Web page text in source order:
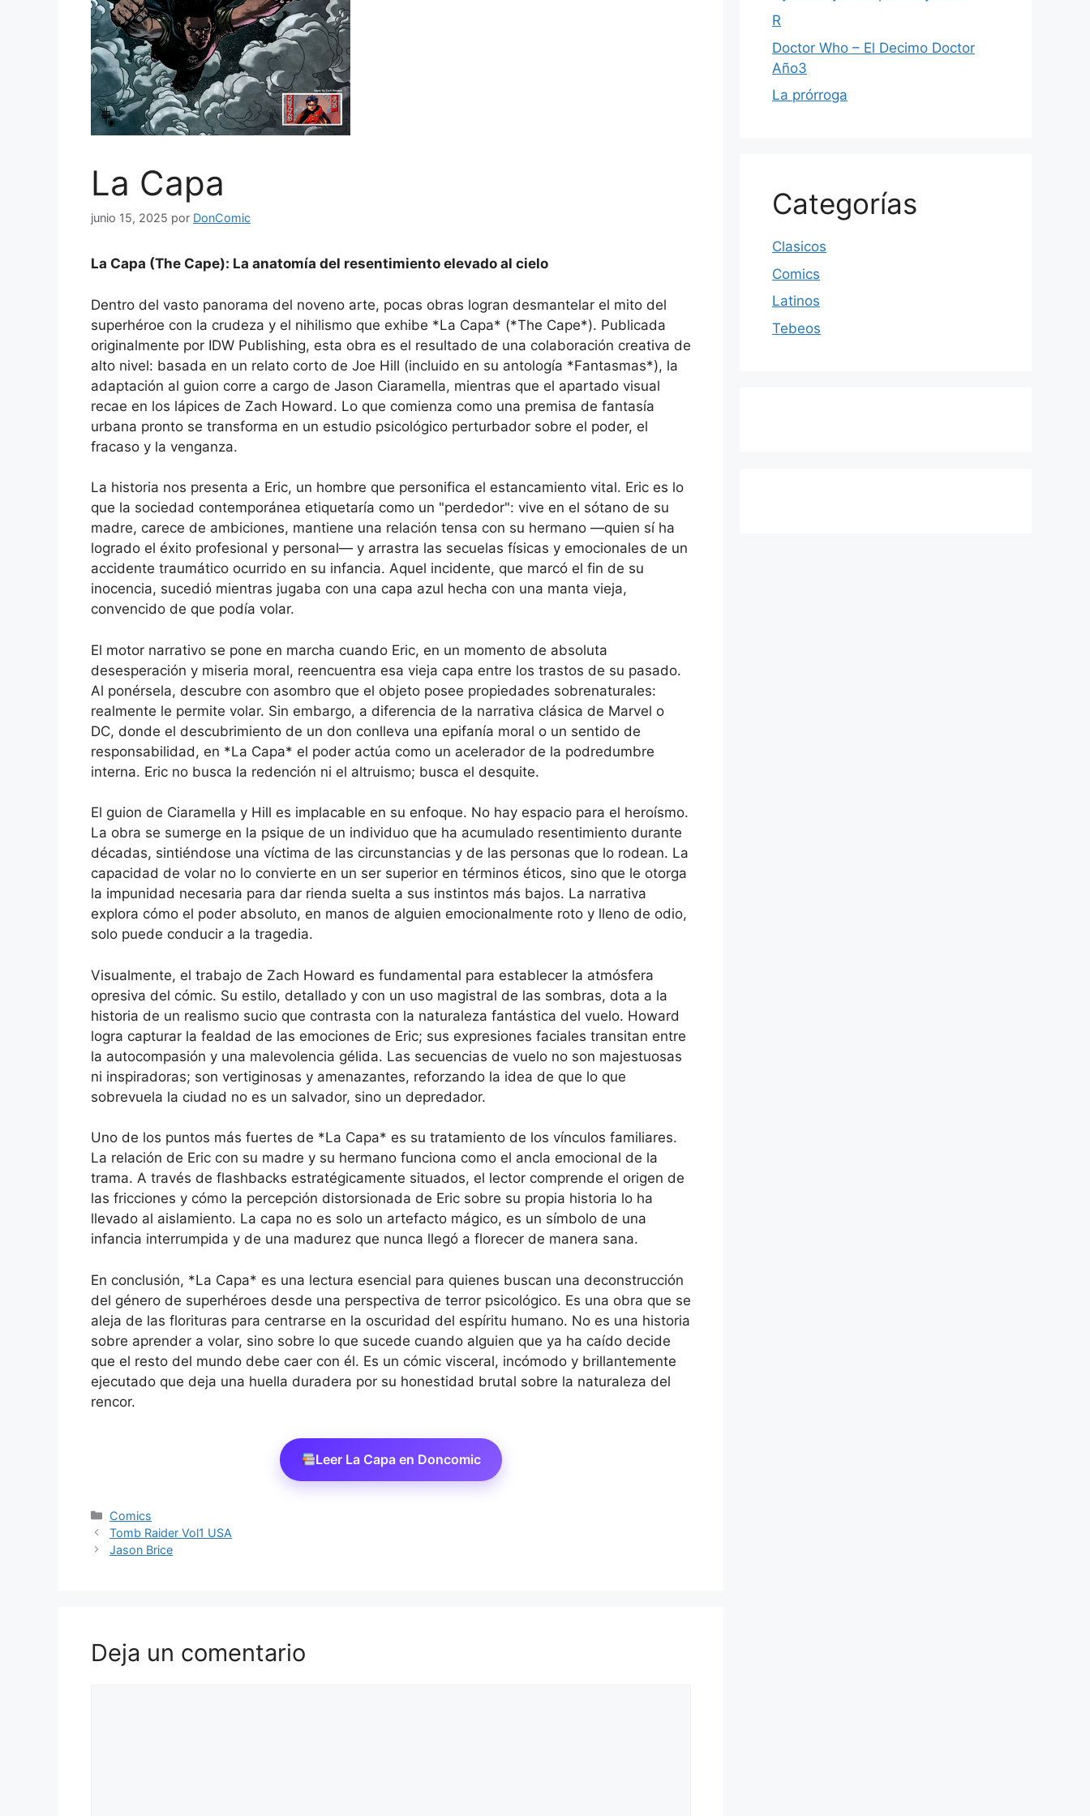
La Capa
junio 15, 2025 por DonComic
La Capa (The Cape): La anatomía del resentimiento elevado al cielo
Dentro del vasto panorama del noveno arte, pocas obras logran desmantelar el mito del
superhéroe con la crudeza y el nihilismo que exhibe *La Capa* (*The Cape*). Publicada
originalmente por IDW Publishing, esta obra es el resultado de una colaboración creativa de
alto nivel: basada en un relato corto de Joe Hill (incluido en su antología *Fantasmas*), la
adaptación al guion corre a cargo de Jason Ciaramella, mientras que el apartado visual
recae en los lápices de Zach Howard. Lo que comienza como una premisa de fantasía
urbana pronto se transforma en un estudio psicológico perturbador sobre el poder, el
fracaso y la venganza.
La historia nos presenta a Eric, un hombre que personifica el estancamiento vital. Eric es lo
que la sociedad contemporánea etiquetaría como un "perdedor": vive en el sótano de su
madre, carece de ambiciones, mantiene una relación tensa con su hermano —quien sí ha
logrado el éxito profesional y personal— y arrastra las secuelas físicas y emocionales de un
accidente traumático ocurrido en su infancia. Aquel incidente, que marcó el fin de su
inocencia, sucedió mientras jugaba con una capa azul hecha con una manta vieja,
convencido de que podía volar.
El motor narrativo se pone en marcha cuando Eric, en un momento de absoluta
desesperación y miseria moral, reencuentra esa vieja capa entre los trastos de su pasado.
Al ponérsela, descubre con asombro que el objeto posee propiedades sobrenaturales:
realmente le permite volar. Sin embargo, a diferencia de la narrativa clásica de Marvel o
DC, donde el descubrimiento de un don conlleva una epifanía moral o un sentido de
responsabilidad, en *La Capa* el poder actúa como un acelerador de la podredumbre
interna. Eric no busca la redención ni el altruismo; busca el desquite.
El guion de Ciaramella y Hill es implacable en su enfoque. No hay espacio para el heroísmo.
La obra se sumerge en la psique de un individuo que ha acumulado resentimiento durante
décadas, sintiéndose una víctima de las circunstancias y de las personas que lo rodean. La
capacidad de volar no lo convierte en un ser superior en términos éticos, sino que le otorga
la impunidad necesaria para dar rienda suelta a sus instintos más bajos. La narrativa
explora cómo el poder absoluto, en manos de alguien emocionalmente roto y lleno de odio,
solo puede conducir a la tragedia.
Visualmente, el trabajo de Zach Howard es fundamental para establecer la atmósfera
opresiva del cómic. Su estilo, detallado y con un uso magistral de las sombras, dota a la
historia de un realismo sucio que contrasta con la naturaleza fantástica del vuelo. Howard
logra capturar la fealdad de las emociones de Eric; sus expresiones faciales transitan entre
la autocompasión y una malevolencia gélida. Las secuencias de vuelo no son majestuosas
ni inspiradoras; son vertiginosas y amenazantes, reforzando la idea de que lo que
sobrevuela la ciudad no es un salvador, sino un depredador.
Uno de los puntos más fuertes de *La Capa* es su tratamiento de los vínculos familiares.
La relación de Eric con su madre y su hermano funciona como el ancla emocional de la
trama. A través de flashbacks estratégicamente situados, el lector comprende el origen de
las fricciones y cómo la percepción distorsionada de Eric sobre su propia historia lo ha
llevado al aislamiento. La capa no es solo un artefacto mágico, es un símbolo de una
infancia interrumpida y de una madurez que nunca llegó a florecer de manera sana.
En conclusión, *La Capa* es una lectura esencial para quienes buscan una deconstrucción
del género de superhéroes desde una perspectiva de terror psicológico. Es una obra que se
aleja de las florituras para centrarse en la oscuridad del espíritu humano. No es una historia
sobre aprender a volar, sino sobre lo que sucede cuando alguien que ya ha caído decide
que el resto del mundo debe caer con él. Es un cómic visceral, incómodo y brillantemente
ejecutado que deja una huella duradera por su honestidad brutal sobre la naturaleza del
rencor.
Leer La Capa en Doncomic
Categorías
Comics
Tomb Raider Vol1 USA
Jason Brice
Deja un comentario
R
Doctor Who – El Decimo Doctor
Año3
La prórroga
Categorías
Clasicos
Comics
Latinos
Tebeos